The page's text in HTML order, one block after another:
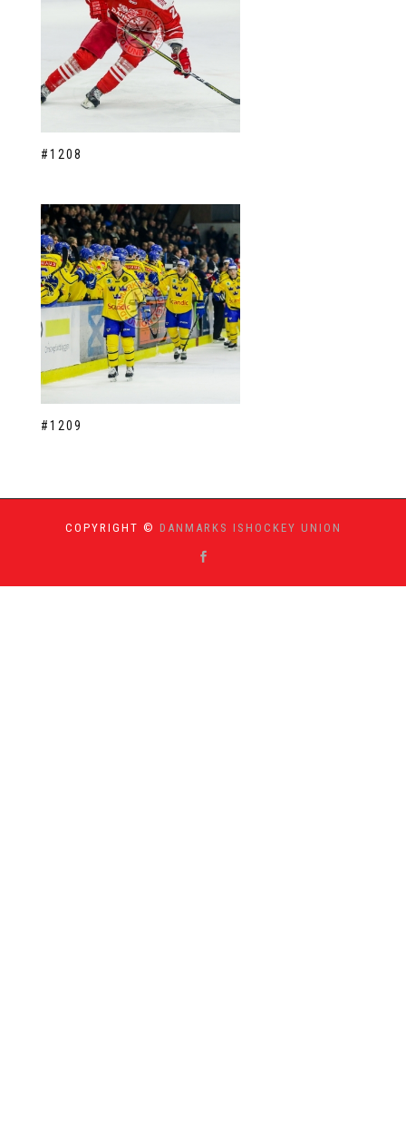
#1208
#1209
COPYRIGHT © DANMARKS ISHOCKEY UNION